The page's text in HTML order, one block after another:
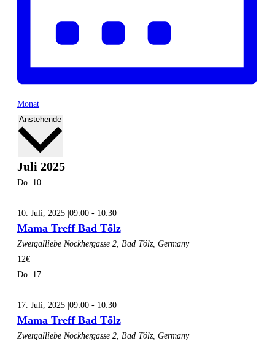
Monat
Anstehende
wählen.
Juli 2025
Do. 10
10. Juli, 2025 |09:00- 10:30
Mama Treff Bad Tölz
Zwergalliebe Nockhergasse 2, Bad Tölz, Germany
12€
Do. 17
17. Juli, 2025 |09:00- 10:30
Mama Treff Bad Tölz
Zwergalliebe Nockhergasse 2, Bad Tölz, Germany